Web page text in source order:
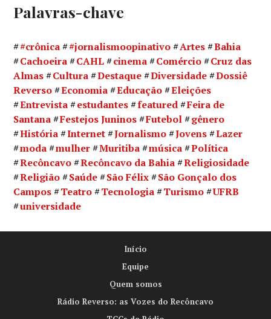
Palavras-chave
#crônica #jornalismoopinativo Artes
Bahia
Cachoeira
CAHL cinema Comércio
Cruz das
Almas
Cultura Destaque Diversidade
Dossiê
Reverso
Economia Educação
Eleições
Entrevista
estudantes featured
Feira de
Santana
Festejos Juninos Futebol
gênero
História
Internet Jornalismo Jovens
Lazer
moda
mulher Muritiba música
Política
Recôncavo
Recôncavo da Bahia
Religiosidade
Religião
Saúde São Félix
São Gonçalo dos
Campos
Teatro Tecnologia Turismo
UFRB
universidade
Início
Equipe
Quem somos
Rádio Reverso: as Vozes do Recôncavo